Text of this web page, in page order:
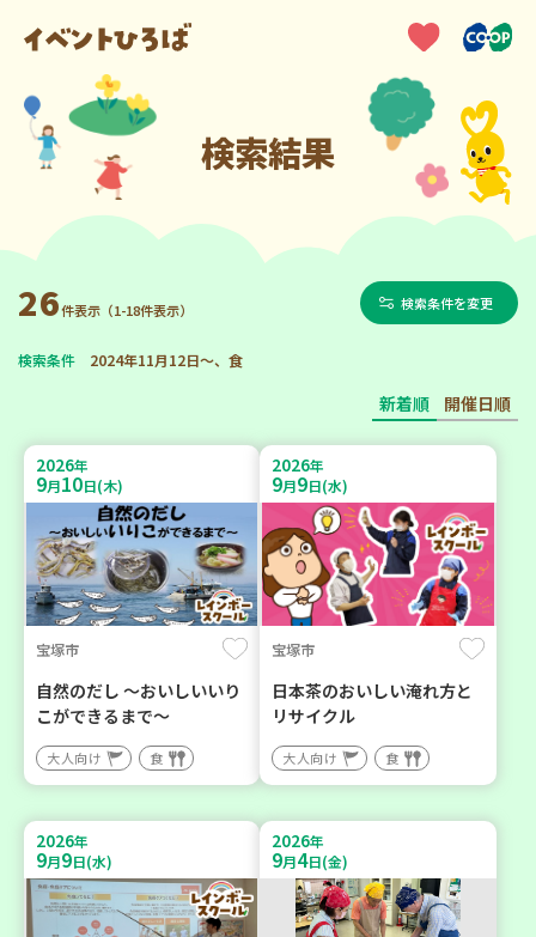
検索結果
26件表示（1-18件表示） 検索条件を変更
検索条件 2024年11月12日～、食
新着順 開催日順
2026年
9月10日(木)
宝塚市
自然のだし ～おいしいいり
こができるまで～
大人向け 食
2026年
9月9日(水)
宝塚市
日本茶のおいしい淹れ方と
リサイクル
大人向け 食
2026年
9月9日(水)
2026年
9月4日(金)